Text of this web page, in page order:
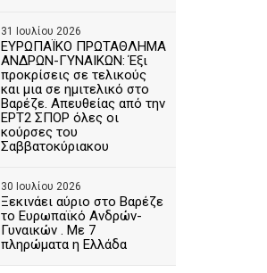
31 Ιουλίου 2026
ΕΥΡΩΠΑΪΚΟ ΠΡΩΤΑΘΛΗΜΑ
ΑΝΔΡΩΝ-ΓΥΝΑΙΚΩΝ: Έξι
προκρίσεις σε τελικούς
και μια σε ημιτελικό στο
Βαρέζε. Απευθείας από την
ΕΡΤ2 ΣΠΟΡ όλες οι
κούρσες του
Σαββατοκύριακου
30 Ιουλίου 2026
Ξεκινάει αύριο στο Βαρέζε
το Ευρωπαϊκό Ανδρών-
Γυναικών . Με 7
πληρώματα η Ελλάδα